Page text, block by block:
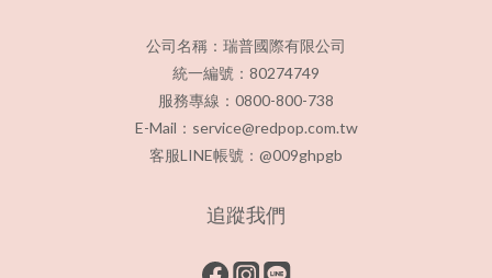
公司名稱：瑞普國際有限公司
統一編號：80274749
服務專線：0800-800-738
E-Mail：service@redpop.com.tw
客服LINE帳號：@009ghpgb
追蹤我們